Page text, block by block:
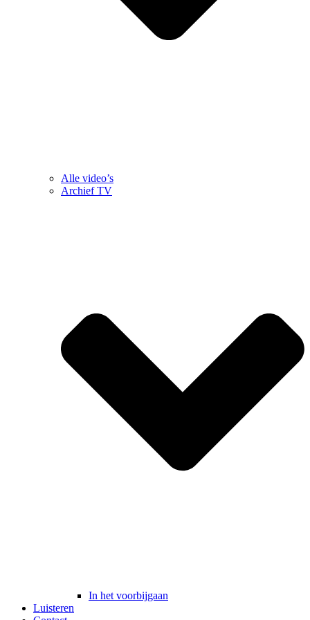
Alle video’s
Archief TV
In het voorbijgaan
Luisteren